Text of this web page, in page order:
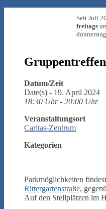
Seit Juli
freitags
Datum/Zeit
Date(s) - 19. April 2024
18:30 Uhr - 20:00 Uhr
Veranstaltungsort
Caritas-Zentrum
Kategorien
Parkmöglichkeiten
Rittergartenstraße,
Auf den Stellplätzen im